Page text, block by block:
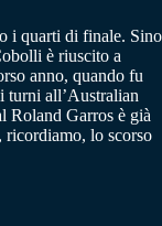
i quarti di finale. Sino
è riuscito a
anno, quando fu
turni all’Australian
Roland Garros è già
ricordiamo, lo scorso